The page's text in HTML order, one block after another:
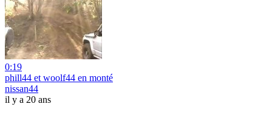
0:19
phill44 et woolf44 en monté
nissan44
il y a 20 ans